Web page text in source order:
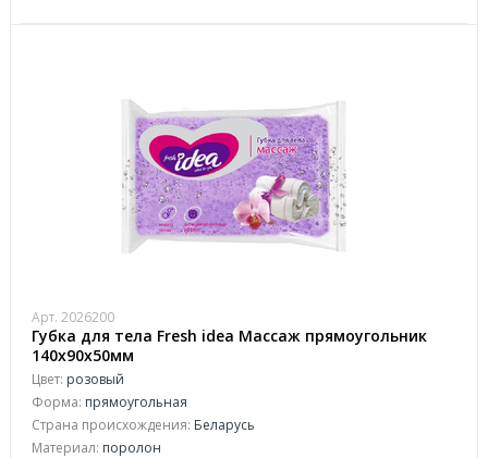
Арт. 2026200
Губка для тела Fresh idea Массаж прямоугольник
140х90х50мм
Цвет: розовый
Форма: прямоугольная
Страна происхождения: Беларусь
Материал: поролон